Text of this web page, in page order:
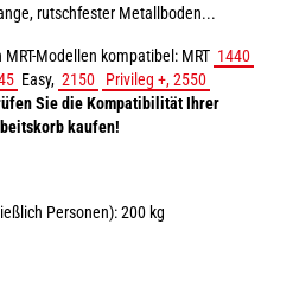
rutschfester Metallboden...
Modellen kompatibel: MRT 1440
Easy, 2150
Privileg +, 2550
Sie die Kompatibilität Ihrer
kaufen!
Personen): 200 kg